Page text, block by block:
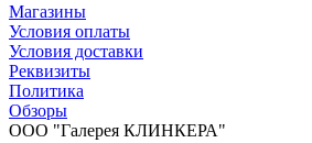
Магазины
Условия оплаты
Условия доставки
Реквизиты
Политика
Обзоры
ООО "Галерея КЛИНКЕРА"